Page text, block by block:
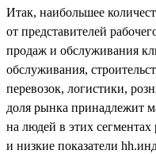
Итак, наибольшее
от представителей
продаж и обслуживания
обслуживания,
перевозок, логистики,
доля рынка принадлежит
на людей в этих
и низкие показатели